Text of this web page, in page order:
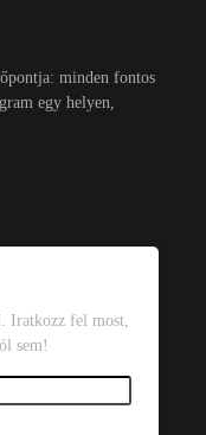
minden fontos
egy helyen,
Iratkozz fel most,
sem!